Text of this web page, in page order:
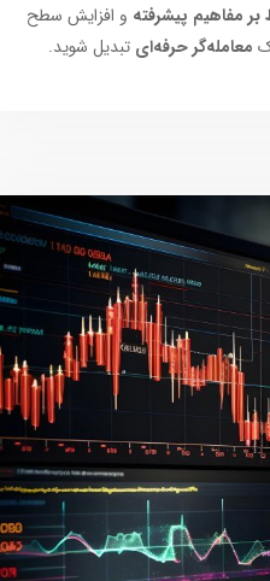
مفاهیم پیشرفته و افزایش سطح
معامله‌گر حرفه‌ای تبدیل شوید.